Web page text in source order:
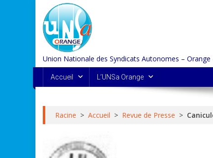
content
Union Nationale des Syndicats Autonomes – Orange
Accueil L’UNSa Orange
Racine > Accueil > Revue de Presse >